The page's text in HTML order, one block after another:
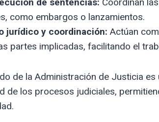
como embargos o lanzamientos.
jurídico y coordinación: Actúan
partes implicadas, facilitando el
de la Administración de Justicia
de los procesos judiciales,